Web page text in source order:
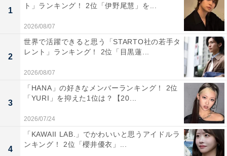
言葉を頂いてビックリしています。まだまだ元気に
頑張ります。皆さんの応援が、一番嬉しいです。
pic.twitter.com/cNYMP3JCg8
July 5, 2022
1位に選ばれたのは、仲本工事さんでした。
仲本さんは、志村けんさん、加藤茶さん、高木ブーさ
ん、いかりや長介さんらと共に活躍したコントグループ
「ザ・ドリフターズ」のメンバー。1969年からは伝説の
1
ト」ランキング！ 2位「伊野尾慧」を...
2026/08/07
2
世界で活躍できると思う「STARTO社の若手タ
レント」ランキング！ 2位「目黒蓮...
2026/08/07
3
「HANA」の好きなメンバーランキング！ 2位
「YURI」を抑えた1位は？【20...
2026/07/24
4
「KAWAII LAB.」でかわいいと思うアイドルラ
ンキング！ 2位「櫻井優衣」...